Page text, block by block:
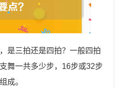
是三拍还是四拍？一般四拍
舞一共多少步，16步或32步
成。